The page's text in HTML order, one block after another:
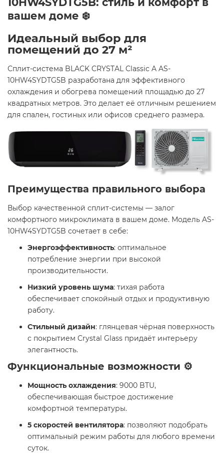
вашем доме ❄️
Идеальный выбор для
помещений до 27 м² ️
Сплит-система BLACK CRYSTAL Classic A AS-
10HW4SYDTG5B разработана для эффективного
охлаждения и обогрева помещений площадью до 27
квадратных метров. Это делает её отличным решением
для спален, гостиных или офисов среднего размера.
Преимущества правильного выбора
Выбор качественной сплит-системы — залог
комфортного микроклимата в вашем доме. Модель AS-
10HW4SYDTG5B сочетает в себе:
Энергоэффективность: оптимальное
потребление энергии при высокой
производительности.
Низкий уровень шума: тихая работа
обеспечивает спокойный отдых и продуктивную
работу.
Стильный дизайн: глянцевая чёрная поверхность
с покрытием Crystal Glass придаёт интерьеру
элегантность.
Функциональные возможности ⚙️
Мощность охлаждения: 9000 BTU,
обеспечивающая быстрое достижение
комфортной температуры.
5 скоростей вентилятора: позволяют подобрать
оптимальный режим работы для любого времени
суток.